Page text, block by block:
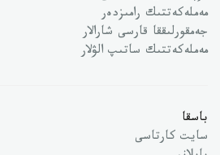
مەملەكەتتىك رامىزدەر
جەمقورلىققا قارسى شارالار
مەملەكەتتىك ساتىپ الۋلار
باسقا
سايت كارتاسى